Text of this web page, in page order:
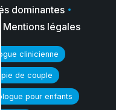
dominantes
Mentions légales
clinicienne
de couple
pour enfants